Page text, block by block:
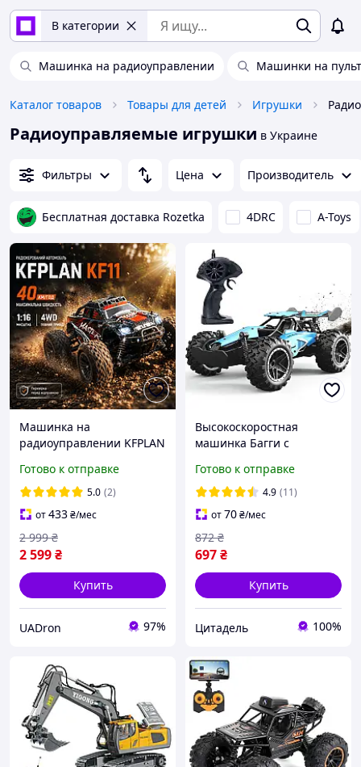
В категории
Машинка на радиоуправлении Машинки на
Каталог товаров Товары для детей Игрушки
Радиоуправляемые игрушки в Украине
Фильтры Цена Производитель
Бесплатная доставка Rozetka 4DRC A-Toys
Машинка на
радиоуправлении KFPLAN
4WD, до 40 км/ч
внедорожник джип,
полный привод
Готово к отправке
5.0 (2)
от433₴/мес
2 599₴
2 999 ₴
Купить
UADron 97%
Высокоскоростная
машинка Багги с
управлением Ready Go
Race 15+ км/ч
Готово к отправке
4.9 (11)
от70₴/мес
697₴
872 ₴
Купить
Цитадель 100%